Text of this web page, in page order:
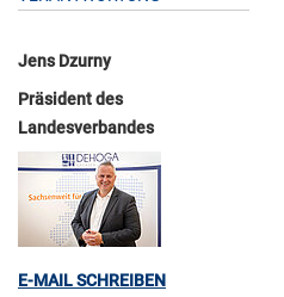
Jens Dzurny
Präsident des
Landesverbandes
E-MAIL SCHREIBEN